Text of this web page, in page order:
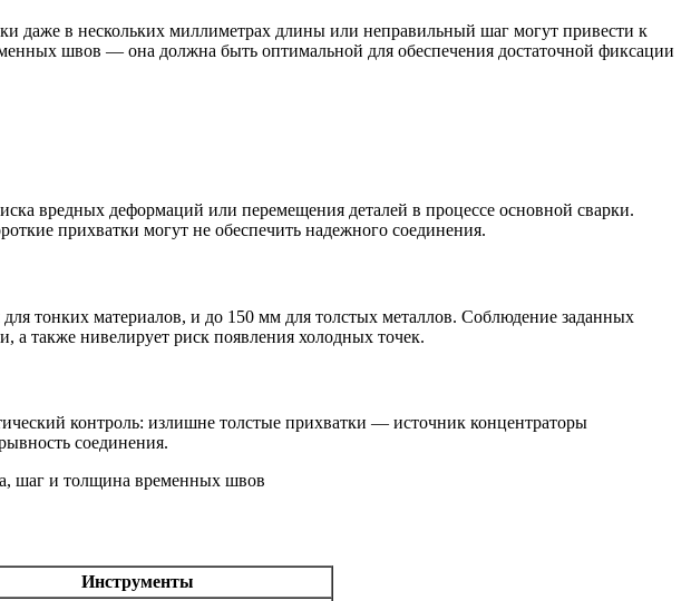
в нескольких миллиметрах длины или неправильный шаг могут привести к
швов — она должна быть оптимальной для обеспечения достаточной фиксации
вредных деформаций или перемещения деталей в процессе основной сварки.
прихватки могут не обеспечить надежного соединения.
тонких материалов, и до 150 мм для толстых металлов. Соблюдение заданных
а также нивелирует риск появления холодных точек.
контроль: излишне толстые прихватки — источник концентраторы
соединения.
Инструменты